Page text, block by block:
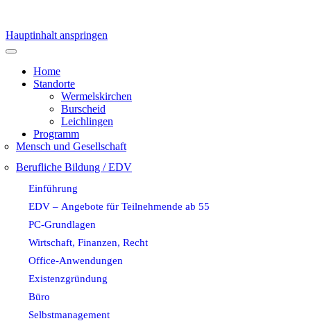
Hauptinhalt anspringen
Home
Standorte
Wermelskirchen
Burscheid
Leichlingen
Programm
Mensch und Gesellschaft
Berufliche Bildung / EDV
Einführung
EDV – Angebote für Teilnehmende ab 55
PC-Grundlagen
Wirtschaft, Finanzen, Recht
Office-Anwendungen
Existenzgründung
Büro
Selbstmanagement